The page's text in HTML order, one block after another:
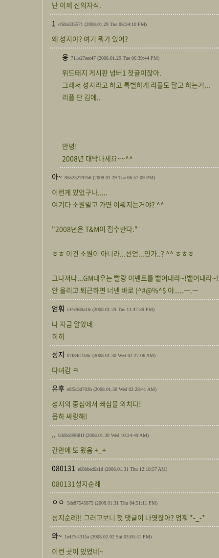
난 이제 신의자식.
1 cf69a335571 (2008.01.29 Tue 06:34:10 PM)
왜 성지야? 여기 뭐가 있어?
응 711e27eec47 (2008.01.29 Tue 06:39:44 PM)
위드태지 게시판 넘버1 첫글이잖아.
그래서 성지라고 하고 특별하게 리플도 달고 하는거...
리플 단 김에..
안녕!
2008년 대박나세요~~^^
아~ 955252797b6 (2008.01.29 Tue 06:57:09 PM)
이런게 있었구나.....
여기다 소원빌고 가면 이뤄지는거야? ^^
"2008년은 T&M이 접수한다."
ㅎㅎ 이건 소원이 아니라...선언...인가..? ^^ ㅎㅎㅎ
그나저나...GM대우는 빨랑 이벤트를 뱉어내라~!뱉어내라
안 올리고 퇴근하면 너넨 바로 (^#@%^$ 야.....ㅡ.ㅡ
엄훠
c34c969a1fe (2008.01.29 Tue 11:47:39 PM)
나 지금 알았네 -
히히
성지
07f84cf1b6c (2008.01.30 Wed 02:27:06 AM)
다녀감 ㅋ
유후 e0f5c3d703b (2008.01.30 Wed 02:28:41 AM)
성지의 중심에서 빠심을 외치다!
옵하 싸랑해!
.. b3db599681f (2008.01.30 Wed 10:24:49 AM)
간만에 또 왔음 +_+
080131 e68bbed6a1d (2008.01.31 Thu 12:18:57 AM)
080131성지순례
ㅇㅇ
5de87545875 (2008.01.31 Thu 04:51:11 PM)
성지순례!! 그러고보니 첫 댓글이 나엿잖아? 엄훠 *-_-*
와~
1e4f7c4315a (2008.02.02 Sat 03:05:41 PM)
이런 곳이 있었네~